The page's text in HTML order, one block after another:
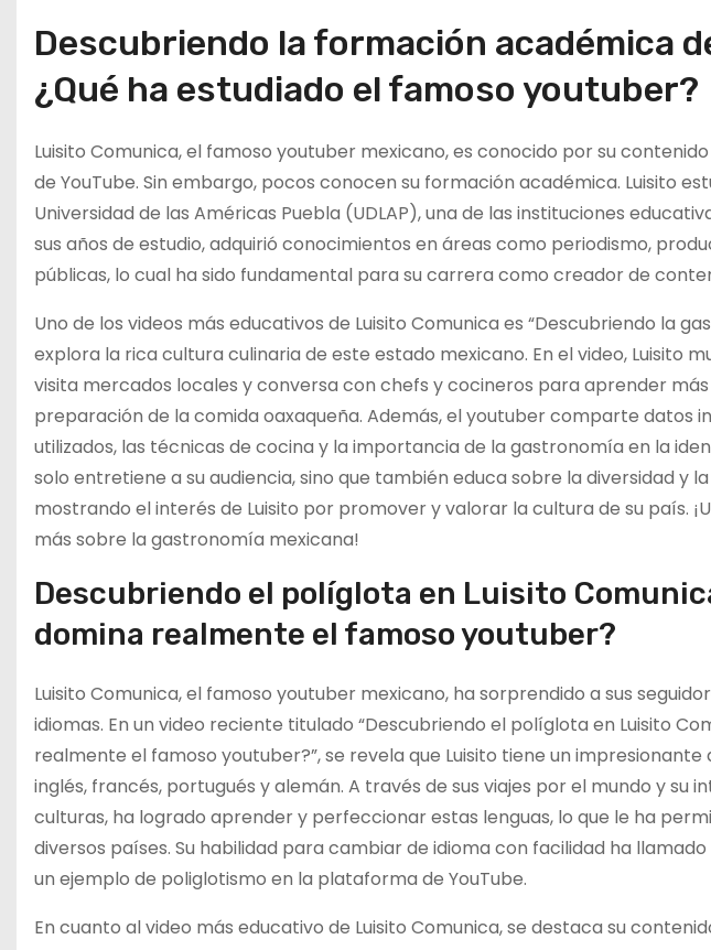
Descubriendo la formación académica
¿Qué ha estudiado el famoso youtuber?
Luisito Comunica, el famoso youtuber mexicano, es conocido por su
de YouTube. Sin embargo, pocos conocen su formación académica. Luisito
Universidad de las Américas Puebla (UDLAP), una de las instituciones
sus años de estudio, adquirió conocimientos en áreas como periodismo,
públicas, lo cual ha sido fundamental para su carrera como creador de
Uno de los videos más educativos de Luisito Comunica es “Descubriendo la
explora la rica cultura culinaria de este estado mexicano. En el video, Luisito
visita mercados locales y conversa con chefs y cocineros para aprender
preparación de la comida oaxaqueña. Además, el youtuber comparte datos
utilizados, las técnicas de cocina y la importancia de la gastronomía en la
solo entretiene a su audiencia, sino que también educa sobre la diversidad y
mostrando el interés de Luisito por promover y valorar la cultura de su país.
más sobre la gastronomía mexicana!
Descubriendo el políglota en Luisito
domina realmente el famoso youtuber?
Luisito Comunica, el famoso youtuber mexicano, ha sorprendido a sus
idiomas. En un video reciente titulado “Descubriendo el políglota en Luisito
realmente el famoso youtuber?”, se revela que Luisito tiene un
inglés, francés, portugués y alemán. A través de sus viajes por el mundo y su
culturas, ha logrado aprender y perfeccionar estas lenguas, lo que le ha
diversos países. Su habilidad para cambiar de idioma con facilidad ha
un ejemplo de poliglotismo en la plataforma de YouTube.
En cuanto al video más educativo de Luisito Comunica, se destaca su